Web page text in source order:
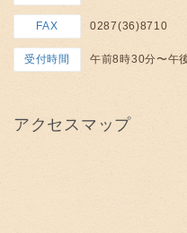
FAX 0287(36)8710
受付時間 午前8時30分〜午
アクセスマップ